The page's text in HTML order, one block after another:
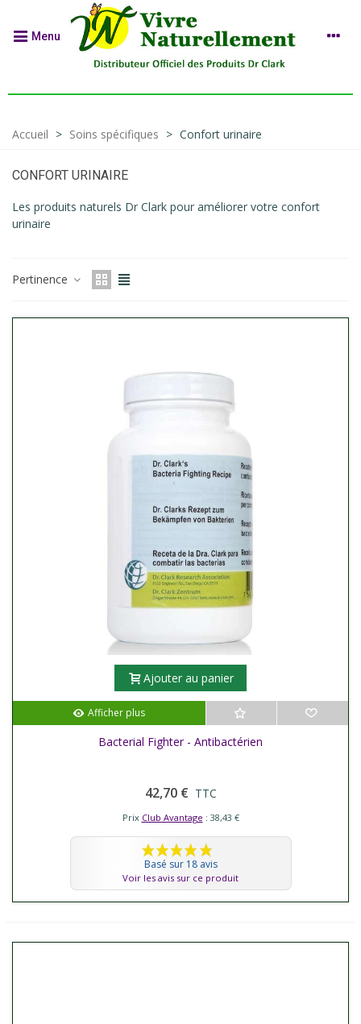
Menu
Accueil > Soins spécifiques > Confort urinaire
CONFORT URINAIRE
Les produits naturels Dr Clark pour améliorer votre confort
urinaire
Pertinence
Ajouter au panier
Afficher plus
Bacterial Fighter - Antibactérien
42,70 € TTC
Prix Club Avantage : 38,43 €
Basé sur 18 avis
Voir les avis sur ce produit